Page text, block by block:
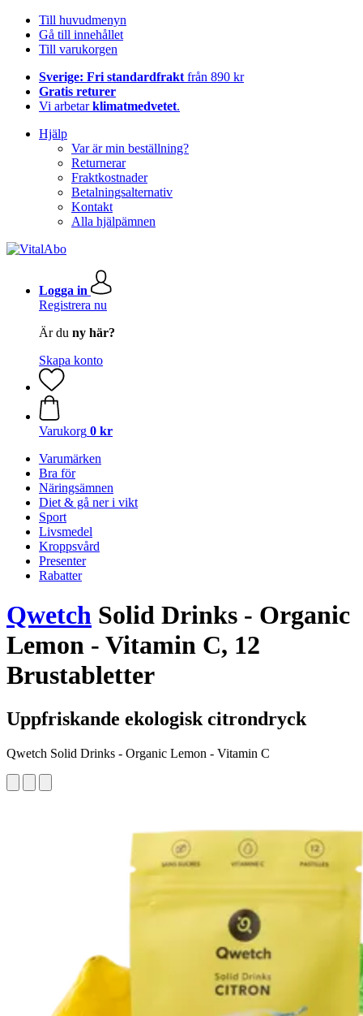
Till huvudmenyn
Gå till innehållet
Till varukorgen
Sverige: Fri standardfrakt från 890 kr
Gratis returer
Vi arbetarklimatmedvetet.
Hjälp
Var är min beställning?
Returnerar
Fraktkostnader
Betalningsalternativ
Kontakt
Alla hjälpämnen
Logga in
Registrera nu
Är du ny här?
Skapa konto
Varukorg 0 kr
Varumärken
Bra för
Näringsämnen
Diet & gå ner i vikt
Sport
Livsmedel
Kroppsvård
Presenter
Rabatter
Qwetch Solid Drinks - Organic
Lemon - Vitamin C, 12
Brustabletter
Uppfriskande ekologisk citrondryck
Qwetch Solid Drinks - Organic Lemon - Vitamin C